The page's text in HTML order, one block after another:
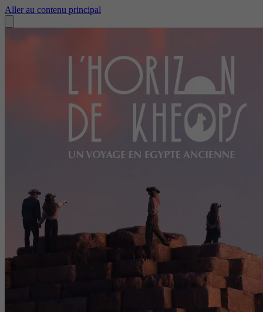
Aller au contenu principal